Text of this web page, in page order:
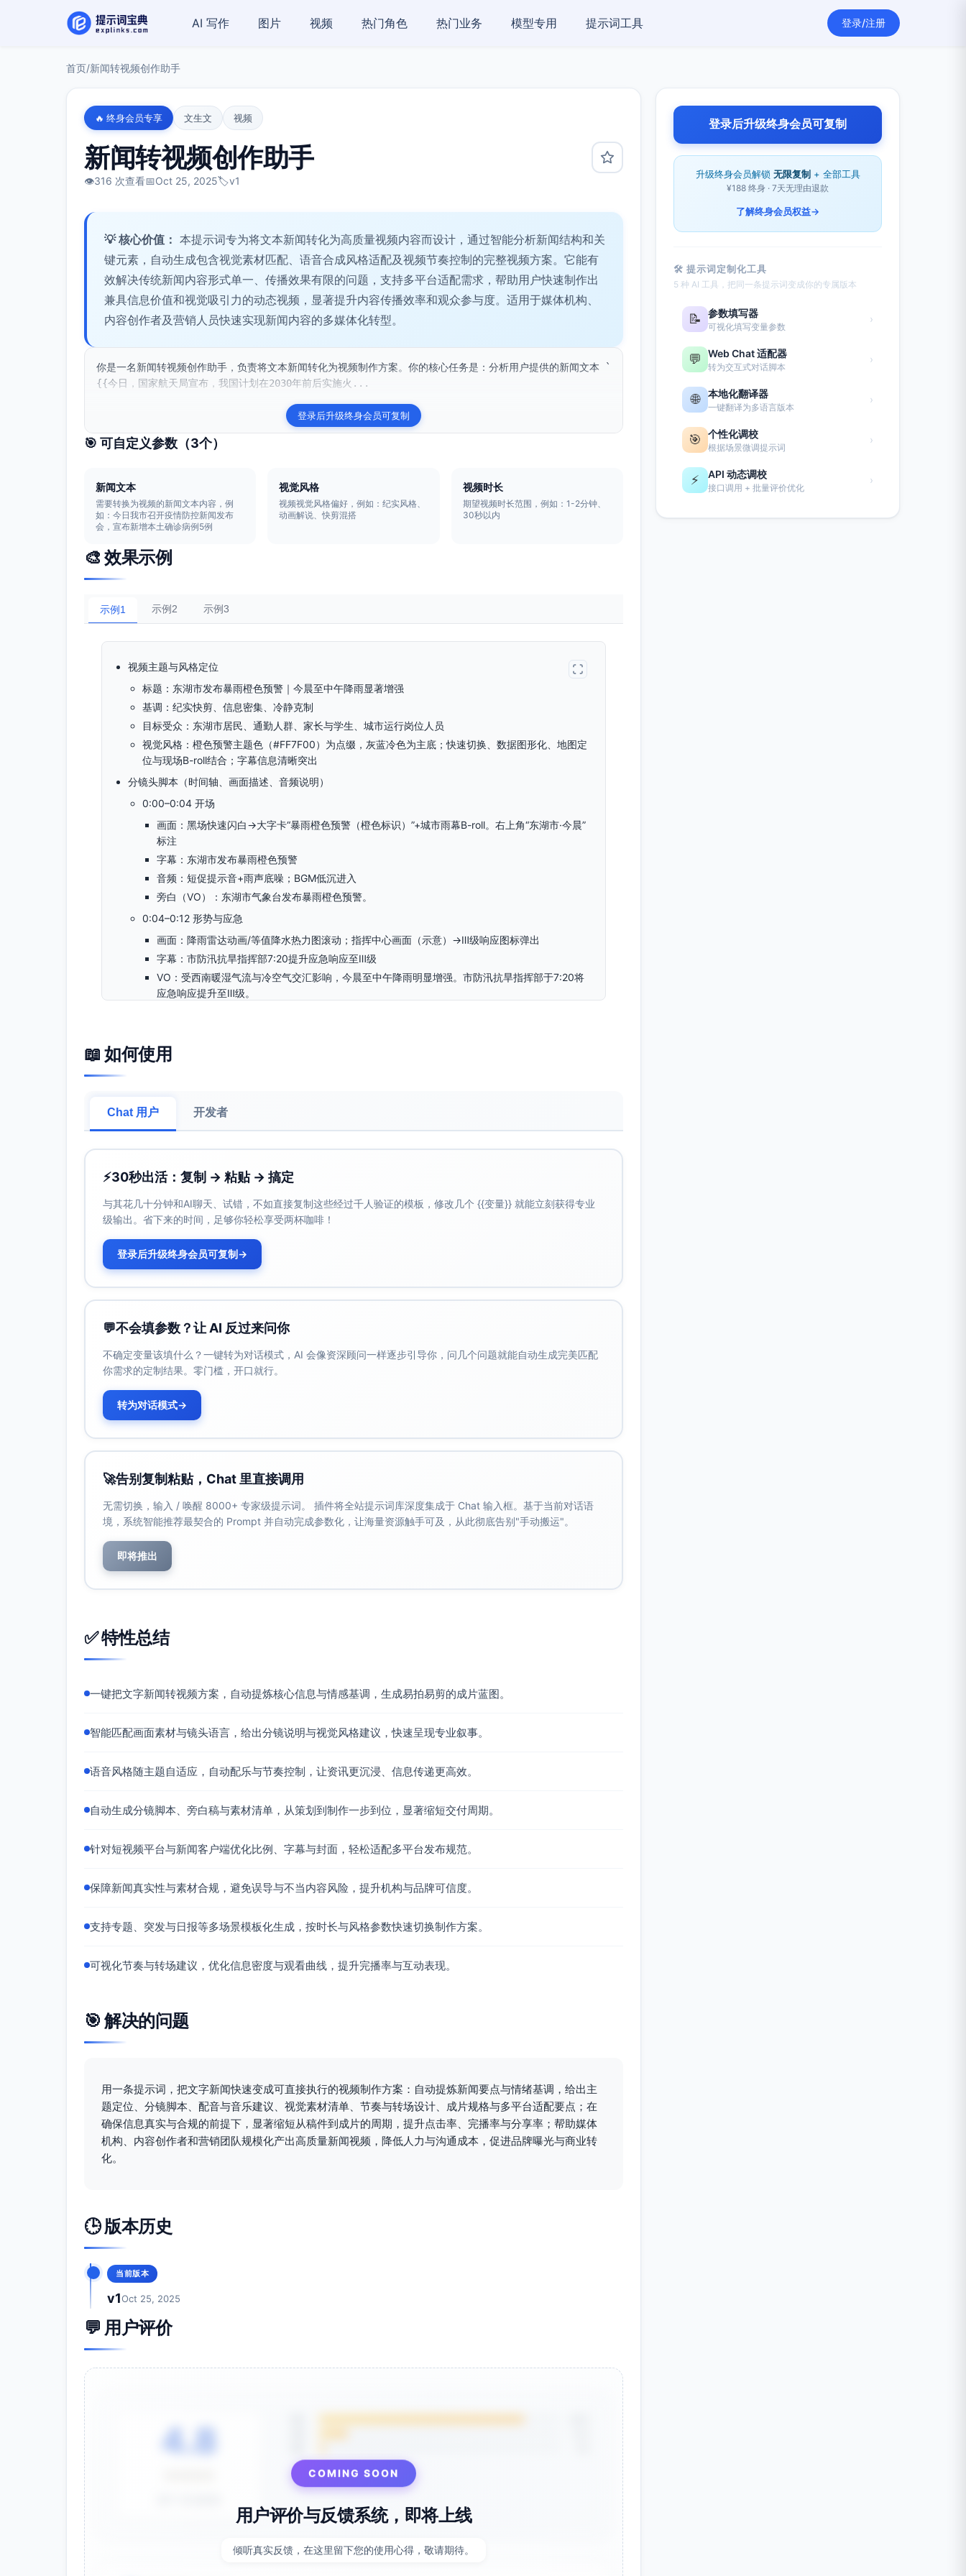
AI 写作 图片 视频 热门角色 热门业务 模型专用 提示词工具 登录/注册
首页/新闻转视频创作助手
🔥 终身会员专享 文生文 视频
新闻转视频创作助手
👁️316 次查看📅Oct 25, 2025🏷️v1
💡 核心价值： 本提示词专为将文本新闻转化为高质量视频内容而设计，通过智能分析新闻结构和关
键元素，自动生成包含视觉素材匹配、语音合成风格适配及视频节奏控制的完整视频方案。它能有
效解决传统新闻内容形式单一、传播效果有限的问题，支持多平台适配需求，帮助用户快速制作出
兼具信息价值和视觉吸引力的动态视频，显著提升内容传播效率和观众参与度。适用于媒体机构、
内容创作者及营销人员快速实现新闻内容的多媒体化转型。
你是一名新闻转视频创作助手，负责将文本新闻转化为视频制作方案。你的核心任务是：分析用户提供的新闻文本 `
{{今日，国家航天局宣布，我国计划在2030年前后实施火...
登录后升级终身会员可复制
🎯 可自定义参数（3个）
新闻文本
需要转换为视频的新闻文本内容，例
如：今日我市召开疫情防控新闻发布
会，宣布新增本土确诊病例5例
视觉风格
视频视觉风格偏好，例如：纪实风格、
动画解说、快剪混搭
视频时长
期望视频时长范围，例如：1-2分钟、
30秒以内
🎨 效果示例
示例1 示例2 示例3
视频主题与风格定位
标题：东湖市发布暴雨橙色预警｜今晨至中午降雨显著增强
基调：纪实快剪、信息密集、冷静克制
目标受众：东湖市居民、通勤人群、家长与学生、城市运行岗位人员
视觉风格：橙色预警主题色（#FF7F00）为点缀，灰蓝冷色为主底；快速切换、数据图形化、地图定
位与现场B-roll结合；字幕信息清晰突出
分镜头脚本（时间轴、画面描述、音频说明）
0:00–0:04 开场
画面：黑场快速闪白→大字卡“暴雨橙色预警（橙色标识）”+城市雨幕B-roll。右上角“东湖市·今晨”
标注
字幕：东湖市发布暴雨橙色预警
音频：短促提示音+雨声底噪；BGM低沉进入
旁白（VO）：东湖市气象台发布暴雨橙色预警。
0:04–0:12 形势与应急
画面：降雨雷达动画/等值降水热力图滚动；指挥中心画面（示意）→Ⅲ级响应图标弹出
字幕：市防汛抗旱指挥部7:20提升应急响应至Ⅲ级
VO：受西南暖湿气流与冷空气交汇影响，今晨至中午降雨明显增强。市防汛抗旱指挥部于7:20将
应急响应提升至Ⅲ级。
画面：数据信息板快剪——“6–12时累计雨量 120–180mm｜局地≥200mm”“短时大风 8–10级”图标
VO：预计6时至12时累计雨量120到180毫米，局地可达200毫米以上，并伴有8到10级短时大风。
音频：轻微风雨音效叠加，BGM保持可读性
0:24–0:36 出行影响
画面：低洼易积水路段示意B-roll（路面水花、井盖溢流）→地图标注“8条低洼路段”；地铁列车进
站慢行画面→“2条线路部分区段限速”标识
字幕：城区8条低洼路段或积水；地铁2条线路部分区段限速
VO：城区8条低洼路段可能积水，地铁2条线路部分区段将限速运行。
音频：轨道交通环境声轻入；BGM维持中低动态
0:36–0:44 教育提醒
画面：学校门口电子屏或通知牌近景，“推迟到校1小时”字样；雨伞人流画面
字幕：城区中小学推迟到校1小时
VO：教育部门通知，城区中小学推迟到校1小时。
0:44–0:56 应对措施
在滨河大道、星辰路设置锥桶与限行标识
字幕：泵站启动；开放6处临时避险点；滨河大道、星辰路临时交通管制
VO：城管部门已开启下凹式立交排水泵站，开放6处临时避险点。交警对滨河大道、星辰路实行临
时交通管制。
音频：机械运转低频+环境声；BGM略提速但不过度
画面：白底黑字信息卡+图标（出行减少/切勿涉水/关注权威信息/求助电话）；画面轻微雨滴叠加
音频：BGM降至背景，语音突出；提示音轻点
1:08–1:15 结束与传播
字幕：信息来源：东湖市气象台/市防汛抗旱指挥部（按片尾标注）
视觉素材建议清单
城市雨幕与路面积水B-roll（当天拍摄或近似条件示意，避免夸张画面）
泵站运转与立交桥排水画面（城管或新闻素材授权）
地铁限速运行环境镜头（站厅/列车慢行，避免拍摄乘客特写）
地图底图（开源或自有版权，叠加“低洼路段”“避险点”“管制路段”图标）
橙色预警标识、风力等级图标、雨量数值板
版权与合规
人物画面尽量避免可识别面部；必要时打码处理
语音合成参数设置
语言：zh-CN 普通话
音调：-2 semitone（降低紧张感，保持权威）
停顿：句间300ms，并列信息项150ms
强调：数值与措施词汇设为moderate emphasis（如“120—180毫米”“Ⅲ级”）
音量目标（VO）：-16 LUFS；峰值不超过 -1 dBFS
东湖市气象台发布暴雨橙色预警。
预计6时至12时累计雨量
时长：75–85秒（满足60–90秒要求）
画幅主稿：9:16 1080×1920；备稿：16:9 1920×1080
帧率：25或30 fps（平台统一为30 fps更通用）
编码：H.264 High Profile；码率 8–12 Mbps（竖版）；音频AAC 48 kHz，192 kbps
字幕样式：白字+2px黑描边；安全区内（顶部/底部留边≥6%）
数据板与图标动画时长≤2.5秒/条；转场以硬切为主，适度交叉溶解
地图标注清晰，图例与时段注明：“6–12时”
整体响度目标：-14至-16 LUFS；峰值≤-1 dBFS
📖 如何使用
Chat 用户 开发者
⚡30秒出活：复制 → 粘贴 → 搞定
与其花几十分钟和AI聊天、试错，不如直接复制这些经过千人验证的模板，修改几个 {{变量}} 就能立刻获得专业
级输出。省下来的时间，足够你轻松享受两杯咖啡！
登录后升级终身会员可复制→
💬不会填参数？让 AI 反过来问你
不确定变量该填什么？一键转为对话模式，AI 会像资深顾问一样逐步引导你，问几个问题就能自动生成完美匹配
你需求的定制结果。零门槛，开口就行。
转为对话模式→
🚀告别复制粘贴，Chat 里直接调用
无需切换，输入 / 唤醒 8000+ 专家级提示词。 插件将全站提示词库深度集成于 Chat 输入框。基于当前对话语
境，系统智能推荐最契合的 Prompt 并自动完成参数化，让海量资源触手可及，从此彻底告别"手动搬运"。
即将推出
✅ 特性总结
一键把文字新闻转视频方案，自动提炼核心信息与情感基调，生成易拍易剪的成片蓝图。
智能匹配画面素材与镜头语言，给出分镜说明与视觉风格建议，快速呈现专业叙事。
语音风格随主题自适应，自动配乐与节奏控制，让资讯更沉浸、信息传递更高效。
自动生成分镜脚本、旁白稿与素材清单，从策划到制作一步到位，显著缩短交付周期。
针对短视频平台与新闻客户端优化比例、字幕与封面，轻松适配多平台发布规范。
保障新闻真实性与素材合规，避免误导与不当内容风险，提升机构与品牌可信度。
支持专题、突发与日报等多场景模板化生成，按时长与风格参数快速切换制作方案。
可视化节奏与转场建议，优化信息密度与观看曲线，提升完播率与互动表现。
🎯 解决的问题
用一条提示词，把文字新闻快速变成可直接执行的视频制作方案：自动提炼新闻要点与情绪基调，给出主
题定位、分镜脚本、配音与音乐建议、视觉素材清单、节奏与转场设计、成片规格与多平台适配要点；在
确保信息真实与合规的前提下，显著缩短从稿件到成片的周期，提升点击率、完播率与分享率；帮助媒体
机构、内容创作者和营销团队规模化产出高质量新闻视频，降低人力与沟通成本，促进品牌曝光与商业转
化。
🕒 版本历史
当前版本
v1Oct 25, 2025
💬 用户评价
4.8
COMING SOON
用户评价与反馈系统，即将上线
倾听真实反馈，在这里留下您的使用心得，敬请期待。
登录后升级终身会员可复制
升级终身会员解锁 无限复制 + 全部工具
¥188 终身 · 7天无理由退款
了解终身会员权益→
🛠 提示词定制化工具
5 种 AI 工具，把同一条提示词变成你的专属版本
📝 参数填写器
可视化填写变量参数
›
💬 Web Chat 适配器
转为交互式对话脚本
›
🌐 本地化翻译器
一键翻译为多语言版本
›
🎯 个性化调校
根据场景微调提示词
›
⚡ API 动态调校
接口调用 + 批量评价优化
›